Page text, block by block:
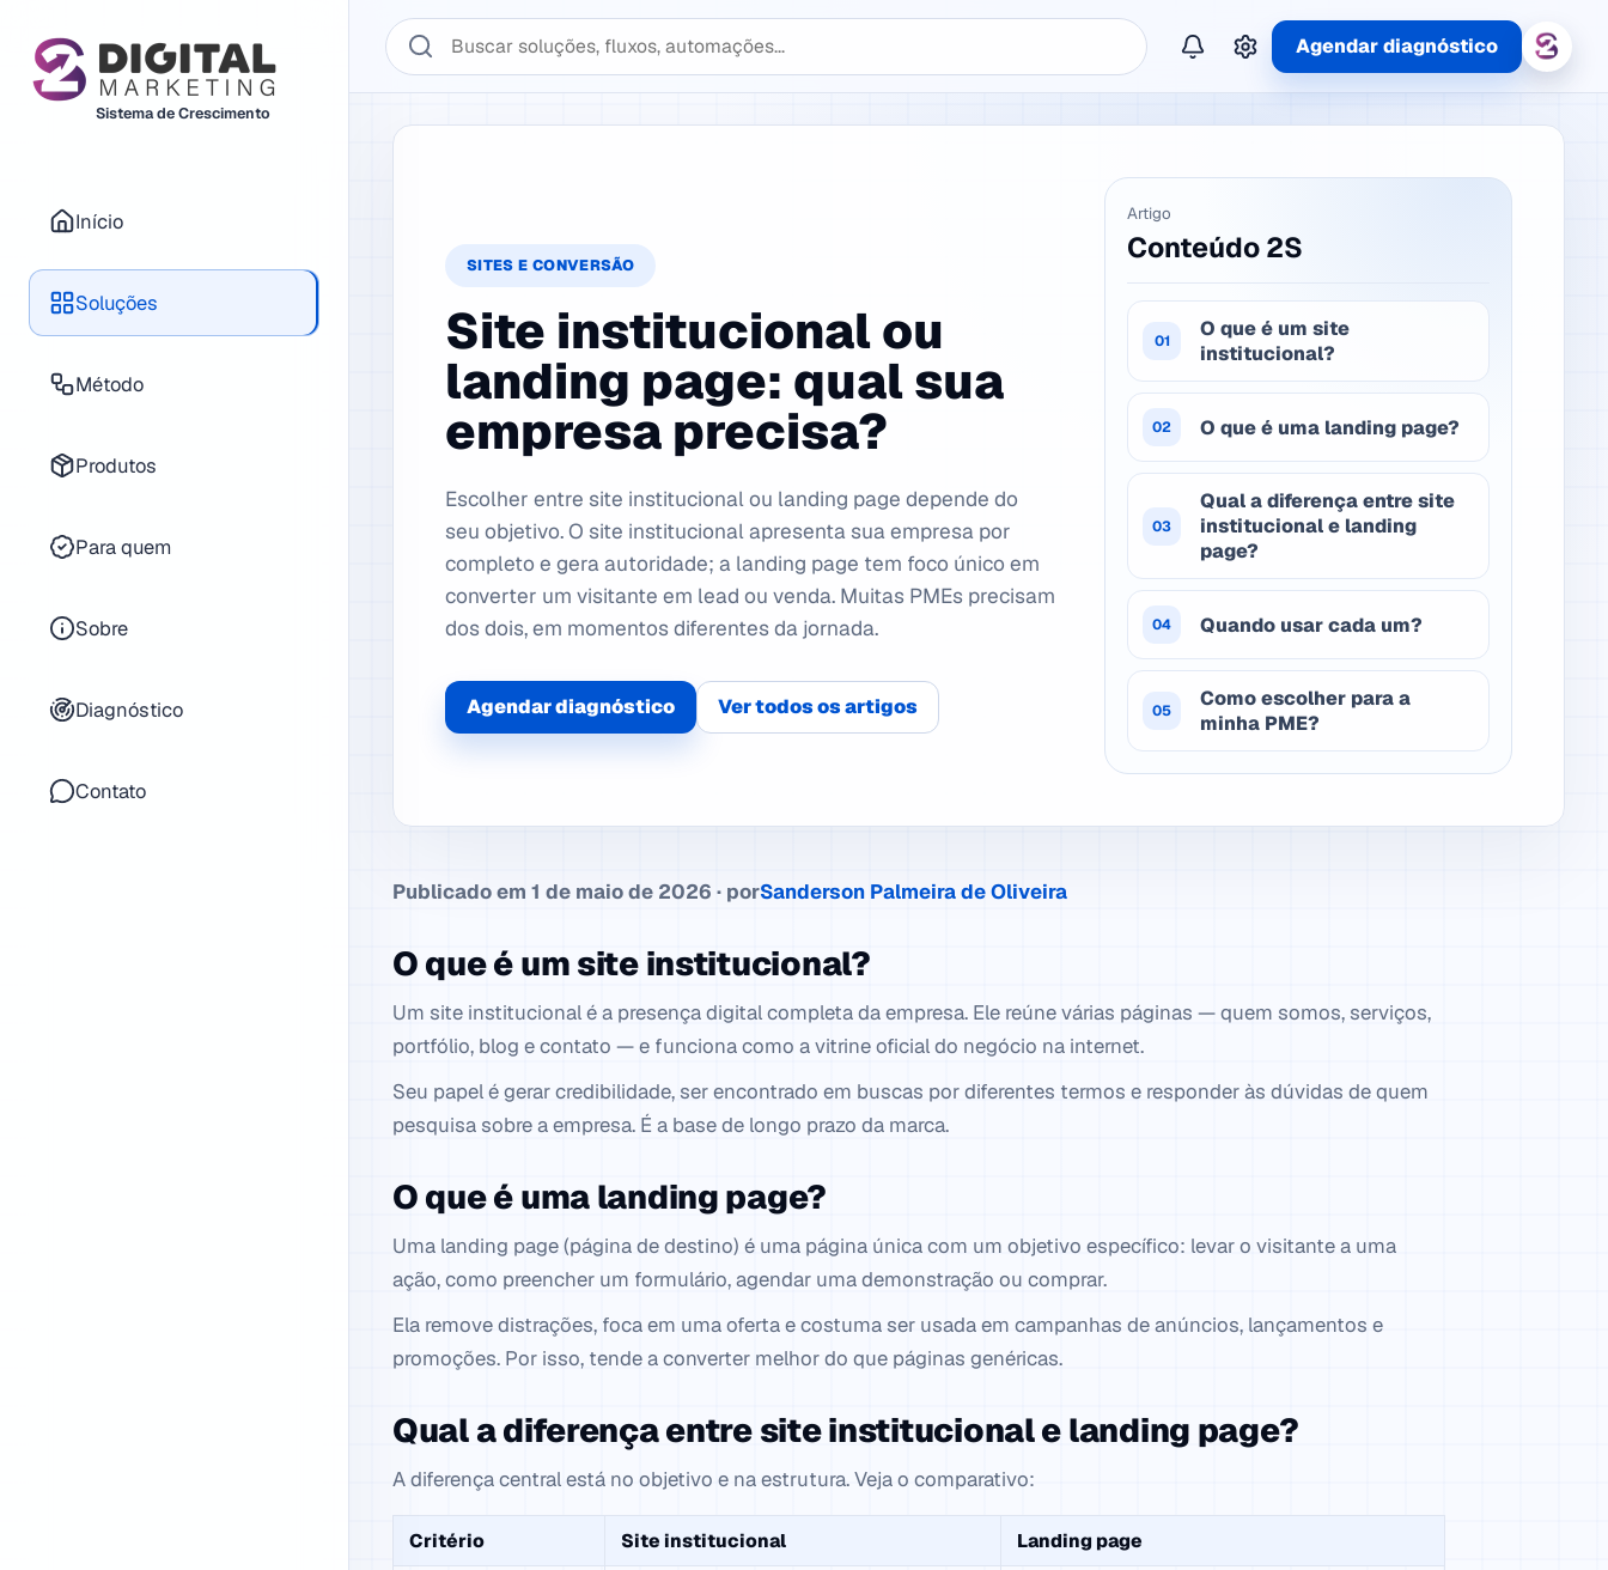
Sistema de Crescimento
Início
Soluções
Método
Produtos
Para quem
Sobre
Diagnóstico
Contato
Buscar no sistema 2S Agendar diagnóstico
SITES E CONVERSÃO
Site institucional ou
landing page: qual sua
empresa precisa?
Escolher entre site institucional ou landing page depende do
seu objetivo. O site institucional apresenta sua empresa por
completo e gera autoridade; a landing page tem foco único em
converter um visitante em lead ou venda. Muitas PMEs precisam
dos dois, em momentos diferentes da jornada.
Agendar diagnóstico Ver todos os artigos
Artigo
Conteúdo 2S
01
O que é um site
institucional?
02 O que é uma landing page?
03
Qual a diferença entre site
institucional e landing
page?
04 Quando usar cada um?
05
Como escolher para a
minha PME?
Publicado em 1 de maio de 2026 · porSanderson Palmeira de Oliveira
O que é um site institucional?
Um site institucional é a presença digital completa da empresa. Ele reúne várias páginas — quem somos, serviços,
portfólio, blog e contato — e funciona como a vitrine oficial do negócio na internet.
Seu papel é gerar credibilidade, ser encontrado em buscas por diferentes termos e responder às dúvidas de quem
pesquisa sobre a empresa. É a base de longo prazo da marca.
O que é uma landing page?
Uma landing page (página de destino) é uma página única com um objetivo específico: levar o visitante a uma
ação, como preencher um formulário, agendar uma demonstração ou comprar.
Ela remove distrações, foca em uma oferta e costuma ser usada em campanhas de anúncios, lançamentos e
promoções. Por isso, tende a converter melhor do que páginas genéricas.
Qual a diferença entre site institucional e landing page?
A diferença central está no objetivo e na estrutura. Veja o comparativo:
Critério Site institucional
Landing page